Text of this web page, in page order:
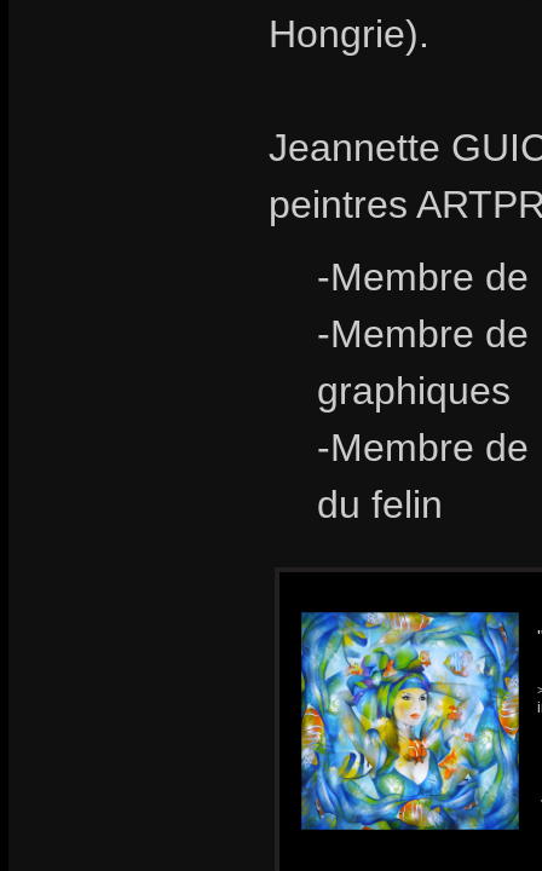
Hongrie).
Jeannette
peintres
-Membre de
-Membre de
graphiques
-Membre de
du felin